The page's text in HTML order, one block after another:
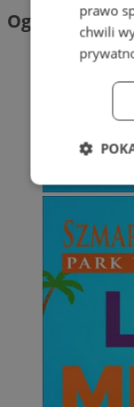
Ogłoszenia
prawo
chwili